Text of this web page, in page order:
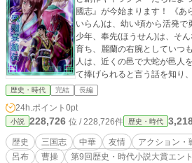
國志』が今始まります！ 《あらすじ》 曹家の次女、麗蘭(れ
いらん)は、幼い頃から活発
少年、奉先(ほうせん)は、そ
育ち、麗蘭の右腕としていつ
人は、近くの邑で大蛇が邑人
て捧げられると言う話を知り
が… 『三國志』最大の悪役であり、裏切り者の呂布奉先。彼
はなぜ「裏切り者」人生を歩
が、遂に明かされる…！ ※こちらの作品は、｢小説家になろ
う｣で公開していた作品内容を
す。
歴史・時代 完結 長編
24h.ポイント 0pt
小説 228,726 位 / 228,726件 歴史・時代
歴史 三国志 中華 友情 アクション・
呂布
曹操 第9回歴史・時代小説大賞エン